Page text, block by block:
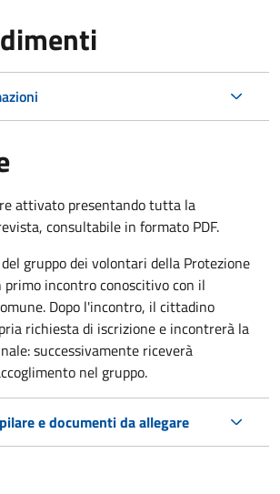
attivato presentando tutta la
consultabile in formato PDF.
gruppo dei volontari della Protezione
incontro conoscitivo con il
Dopo l'incontro, il cittadino
richiesta di iscrizione e incontrerà la
successivamente riceverà
nel gruppo.
e documenti da allegare